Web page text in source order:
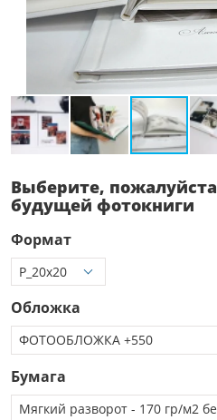
Выберите,
будущей фотокниги
Формат
Обложка
Бумага